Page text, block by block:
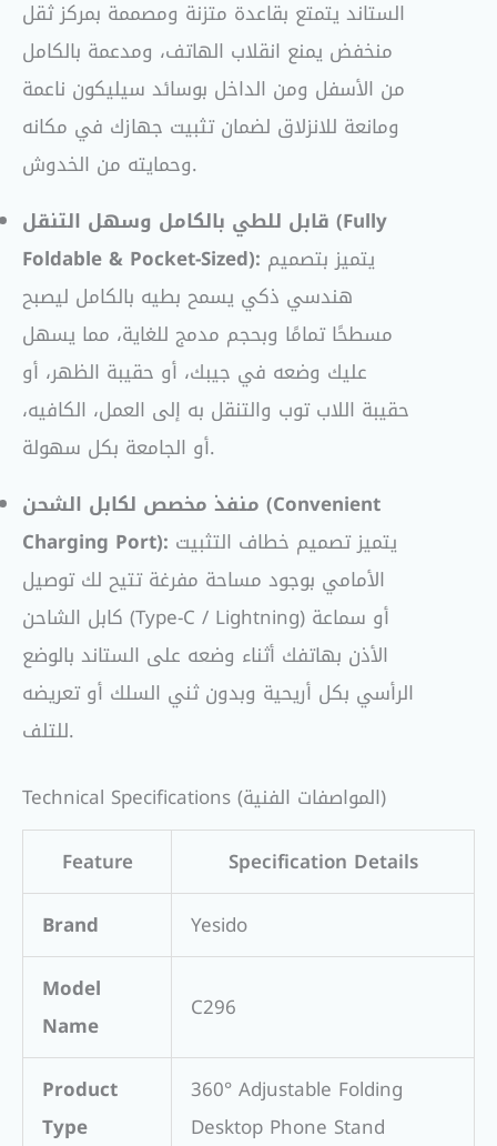
الستاند يتمتع بقاعدة متزنة ومصممة بمركز ثقل
منخفض يمنع انقلاب الهاتف، ومدعمة بالكامل
من الأسفل ومن الداخل بوسائد سيليكون ناعمة
ومانعة للانزلاق لضمان تثبيت جهازك في مكانه
وحمايته من الخدوش.
قابل للطي بالكامل وسهل التنقل (Fully
Foldable & Pocket-Sized): يتميز بتصميم
هندسي ذكي يسمح بطيه بالكامل ليصبح
مسطحًا تمامًا وبحجم مدمج للغاية، مما يسهل
عليك وضعه في جيبك، أو حقيبة الظهر، أو
حقيبة اللاب توب والتنقل به إلى العمل، الكافيه،
أو الجامعة بكل سهولة.
منفذ مخصص لكابل الشحن (Convenient
Charging Port): يتميز تصميم خطاف التثبيت
الأمامي بوجود مساحة مفرغة تتيح لك توصيل
كابل الشاحن (Type-C / Lightning) أو سماعة
الأذن بهاتفك أثناء وضعه على الستاند بالوضع
الرأسي بكل أريحية وبدون ثني السلك أو تعريضه
للتلف.
Technical Specifications (المواصفات الفنية)
Feature
Specification Details
Brand
Yesido
Model
Name
C296
Product
Type
360° Adjustable Folding
Desktop Phone Stand